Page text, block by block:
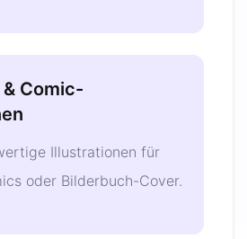
& Comic-
Illustrationen für
oder Bilderbuch-Cover.